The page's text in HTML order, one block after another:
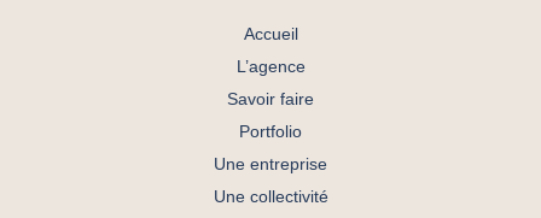
Accueil
L’agence
Savoir faire
Portfolio
Une entreprise
Une collectivité